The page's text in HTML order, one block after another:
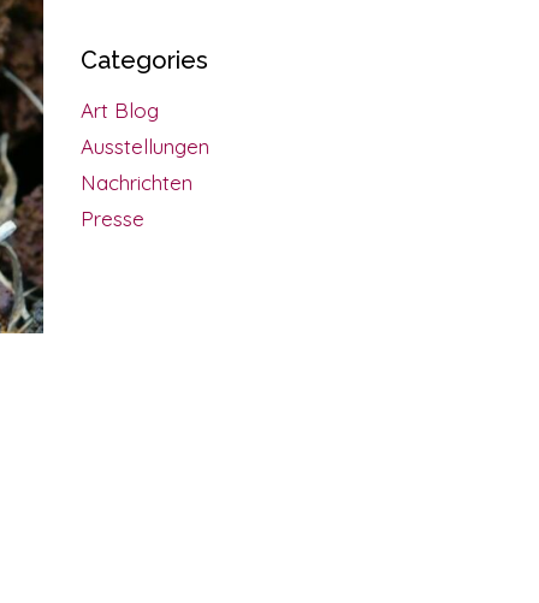
Categories
Art Blog
Ausstellungen
Nachrichten
Presse